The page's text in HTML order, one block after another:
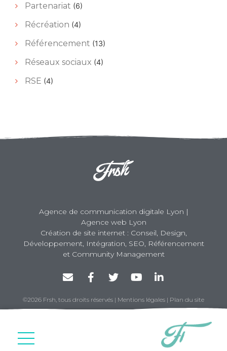
Partenariat (6)
Récréation (4)
Référencement (13)
Réseaux sociaux (4)
RSE (4)
Agence de communication digitale Lyon |
Agence web Lyon
Création de site internet : Conseil, Design,
Développement, Intégration, SEO, Référencement
et Community Management
©2026 Frsh, tous droits réservés | Mentions légales | Plan du site